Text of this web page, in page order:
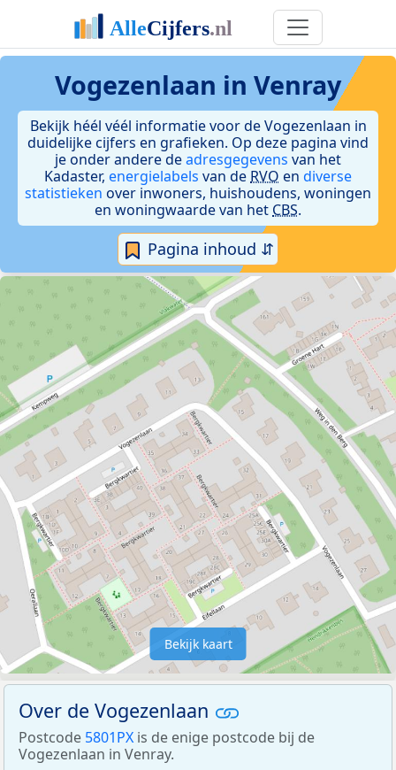
Vogezenlaan in Venray
Bekijk héél véél informatie voor de Vogezenlaan in
duidelijke cijfers en grafieken. Op deze pagina vind
je onder andere deadresgegevens van het
Kadaster, energielabels van de RVO en diverse
statistieken over inwoners, huishoudens, woningen
en woningwaarde van het CBS.
Pagina inhoud ⇵
Bekijk kaart
Over de Vogezenlaan
Postcode 5801PX is de enige postcode bij de
Vogezenlaan in Venray.